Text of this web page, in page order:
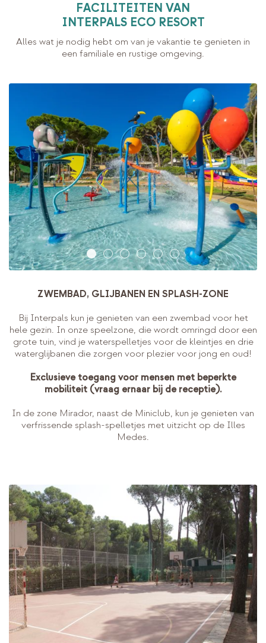
FACILITEITEN VAN
INTERPALS ECO RESORT
Alles wat je nodig hebt om van je vakantie te genieten in
een familiale en rustige omgeving.
ZWEMBAD, GLIJBANEN EN SPLASH-ZONE
Bij Interpals kun je genieten van een zwembad voor het
hele gezin. In onze speelzone, die wordt omringd door een
grote tuin, vind je waterspelletjes voor de kleintjes en drie
waterglijbanen die zorgen voor plezier voor jong en oud!
Exclusieve toegang voor mensen met beperkte
mobiliteit (vraag ernaar bij de receptie).
In de zone Mirador, naast de Miniclub, kun je genieten van
verfrissende splash-spelletjes met uitzicht op de Illes
Medes.